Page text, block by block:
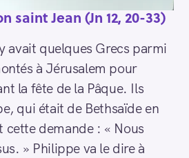
saint Jean (Jn 12, 20-33)
avait quelques Grecs parmi
à Jérusalem pour
la fête de la Pâque. Ils
qui était de Bethsaïde en
cette demande : « Nous
» Philippe va le dire à